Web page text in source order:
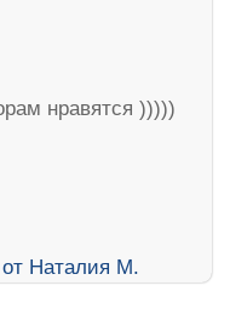
нравятся )))))